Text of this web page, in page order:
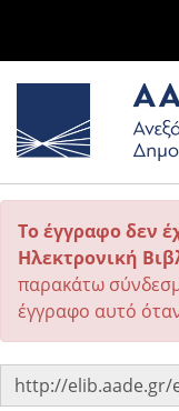
Το έγγραφο δεν
Ηλεκτρονική
παρακάτω
έγγραφο αυτό